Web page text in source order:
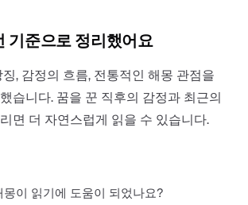
기준으로 정리했어요
, 감정의 흐름, 전통적인 해몽 관점을
습니다. 꿈을 꾼 직후의 감정과 최근의
면 더 자연스럽게 읽을 수 있습니다.
몽이 읽기에 도움이 되었나요?